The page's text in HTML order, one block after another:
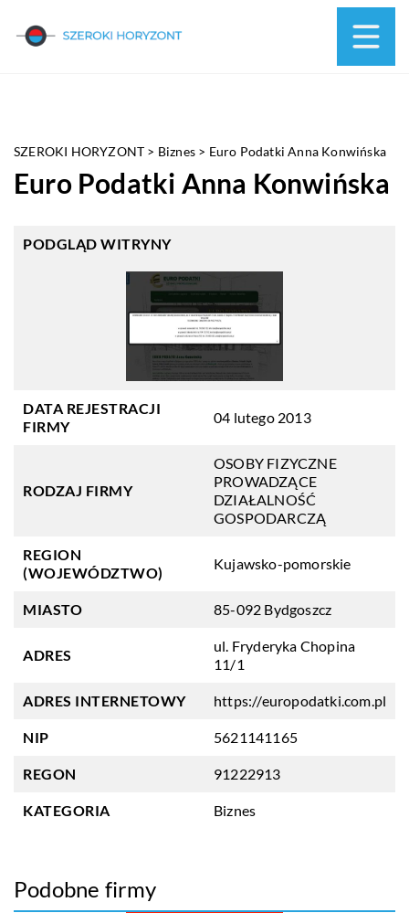
SZEROKI HORYZONT > Biznes > Euro Podatki Anna Konwińska
Euro Podatki Anna Konwińska
PODGLĄD WITRYNY
DATA REJESTRACJI
FIRMY
04 lutego 2013
RODZAJ FIRMY
OSOBY FIZYCZNE
PROWADZĄCE
DZIAŁALNOŚĆ
GOSPODARCZĄ
REGION
(WOJEWÓDZTWO)
Kujawsko-pomorskie
MIASTO 85-092 Bydgoszcz
ADRES
ul. Fryderyka Chopina
11/1
ADRES INTERNETOWY https://europodatki.com.pl
NIP 5621141165
REGON 91222913
KATEGORIA Biznes
Podobne firmy